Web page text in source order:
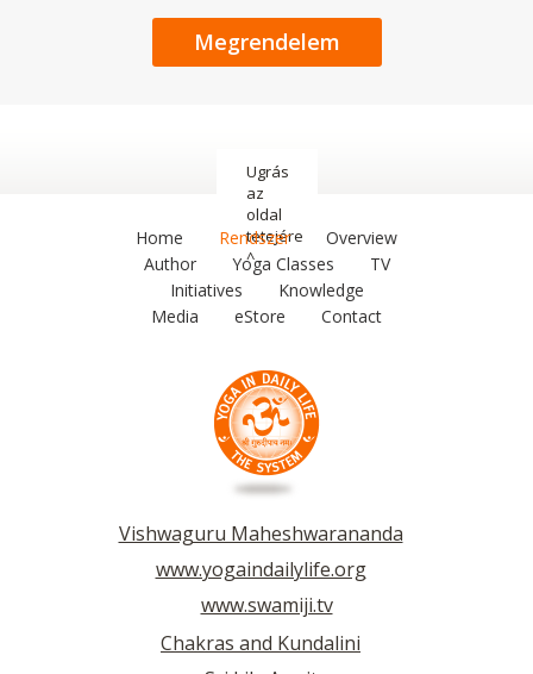
Megrendelem
Ugrás
az
oldal
tetejére
^
Home Rendszer
Overview
Author
Yoga Classes
TV
Initiatives
Knowledge
Media
eStore Contact
Vishwaguru Maheshwarananda
www.yogaindailylife.org
www.swamiji.tv
Chakras and Kundalini